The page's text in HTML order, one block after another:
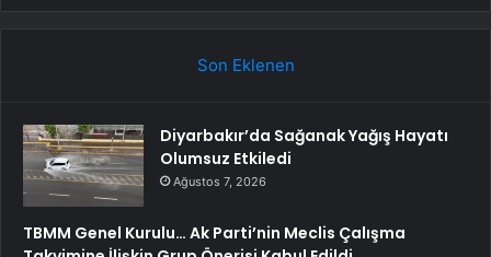
Son Eklenen
Diyarbakır’da Sağanak Yağış Hayatı
Olumsuz Etkiledi
Ağustos 7, 2026
TBMM Genel Kurulu… Ak Parti’nin Meclis Çalışma